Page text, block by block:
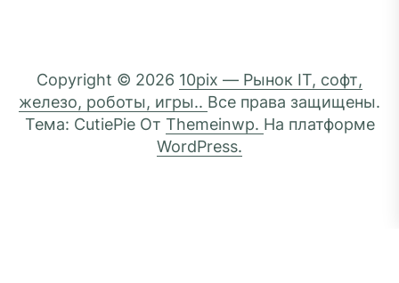
Copyright © 2026 10pix — Рынок IT, софт,
железо, роботы, игры.. Все права защищены.
Тема: CutiePie От Themeinwp. На платформе
WordPress.